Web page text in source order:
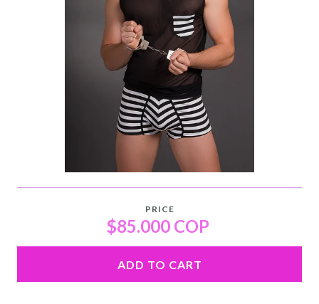
PRICE
$85.000 COP
ADD TO CART